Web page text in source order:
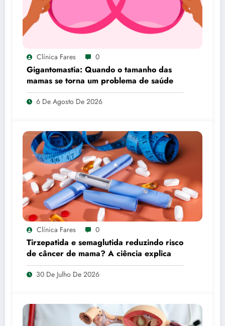
Clínica Fares 0
Gigantomastia: Quando o tamanho das
mamas se torna um problema de saúde
6 De Agosto De 2026
Clínica Fares 0
Tirzepatida e semaglutida reduzindo risco
de câncer de mama? A ciência explica
30 De Julho De 2026